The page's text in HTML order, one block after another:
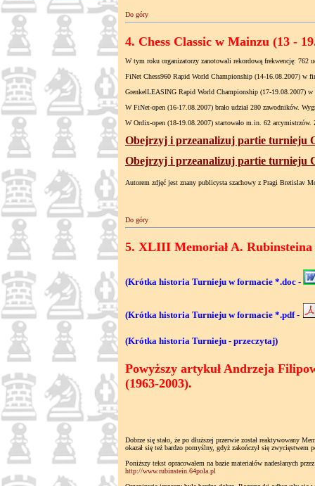
Do góry
4. Chess Classic w Mainzu (13 -
W tym roku organizatorzy zanotowali rekordową frekwencję:
FiNet Chess960 Rapid World Championship (14-16.08.2007) w
GrenkelLEASING Rapid World Championship (17-19.08.2007) w
W FiNet-open (16-17.08.2007) brało udział 280 zawodników.
W Ordix-open (18-19.08.2007) startowało m.in. 62
Obejrzyj i przeanalizuj partie turnieju
Obejrzyj i przeanalizuj partie turnieju
Autorem zdjęć jest znany publicysta szachowy z Pragi Bretislav
Do góry
5. XLIII Memoriał A.
(Krótka historia Turnieju w formacie *.doc -
(Krótka historia Turnieju w formacie *.pdf -
(Krótka historia Turnieju - przeczytaj)
Powyższy artykuł Andrzeja
(1963-2003).
Dobrze się stało, że po dłuższej przerwie został reaktywowany
okazał się też bardzo pomyślny, gdyż zakończył się zwycięstwem
Poniższy tekst opracowałem na bazie materiałów nadesłanych
http://www.rubinstein.64pola.pl